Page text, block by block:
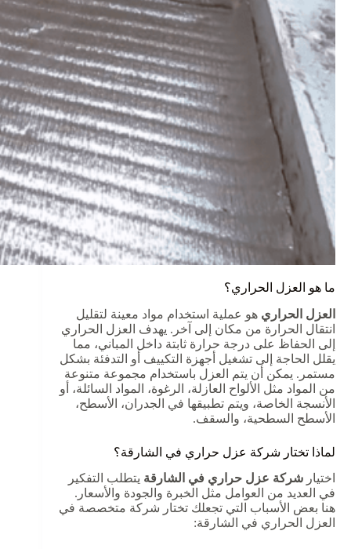
ما هو العزل الحراري؟
العزل الحراري هو عملية استخدام مواد معينة لتقليل
انتقال الحرارة من مكان إلى آخر. يهدف العزل الحراري
إلى الحفاظ على درجة حرارة ثابتة داخل المباني، مما
يقلل الحاجة إلى تشغيل أجهزة التكييف أو التدفئة بشكل
مستمر. يمكن أن يتم العزل باستخدام مجموعة متنوعة
من المواد مثل الألواح العازلة، الرغوة، المواد السائلة، أو
الأنسجة الخاصة، ويتم تطبيقها في الجدران، الأسطح،
الأسطح السطحية، والسقف.
لماذا تختار شركة عزل حراري في الشارقة؟
اختيار شركة عزل حراري في الشارقة يتطلب التفكير
في العديد من العوامل مثل الخبرة والجودة والأسعار.
هنا بعض الأسباب التي تجعلك تختار شركة متخصصة في
العزل الحراري في الشارقة: